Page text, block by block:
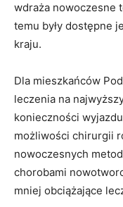
wdraża nowoczesne
temu były dostępne
kraju.
Dla mieszkańców
leczenia na
konieczności
możliwości chirurgii
nowoczesnych
chorobami
mniej obciążające